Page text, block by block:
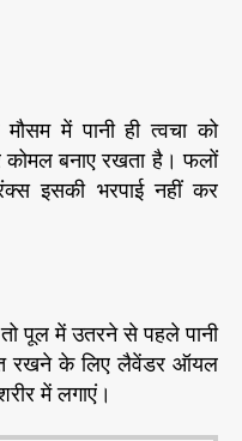
में पानी ही त्वचा को
बनाए रखता है। फलों
इसकी भरपाई नहीं कर
तो पूल में उतरने से पहले पानी
रखने के लिए लैवेंडर ऑयल
में लगाएं।